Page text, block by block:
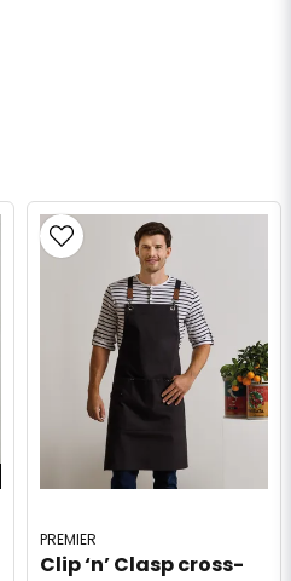
PREMIER
Clip ‘n’ Clasp cross-